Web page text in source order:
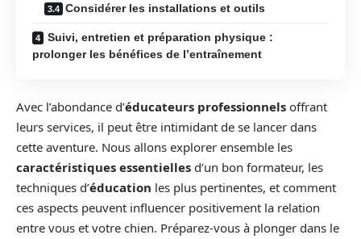
Considérer les installations et outils
Suivi, entretien et préparation physique :
prolonger les bénéfices de l’entraînement
Avec l’abondance d’éducateurs professionnels offrant
leurs services, il peut être intimidant de se lancer dans
cette aventure. Nous allons explorer ensemble les
caractéristiques essentielles d’un bon formateur, les
techniques d’éducation les plus pertinentes, et comment
ces aspects peuvent influencer positivement la relation
entre vous et votre chien. Préparez-vous à plonger dans le